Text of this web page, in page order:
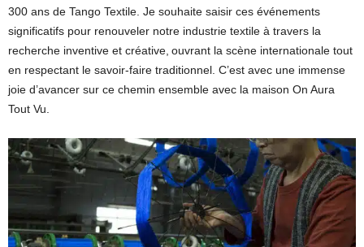
300 ans de Tango Textile. Je souhaite saisir ces événements
significatifs pour renouveler notre industrie textile à travers la
recherche inventive et créative, ouvrant la scène internationale tout
en respectant le savoir-faire traditionnel. C’est avec une immense
joie d’avancer sur ce chemin ensemble avec la maison On Aura
Tout Vu.